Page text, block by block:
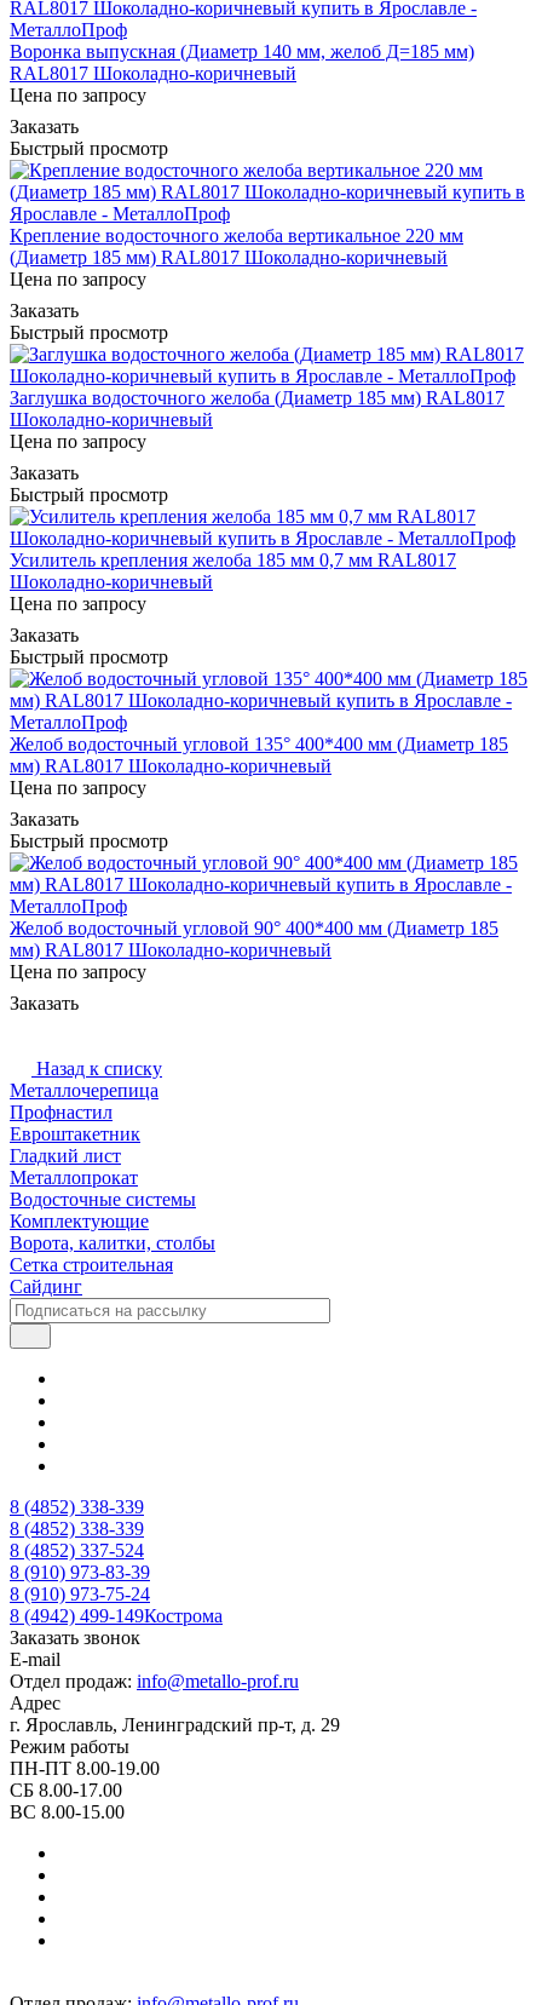
Воронка выпускная (Диаметр 140 мм, желоб Д=185 мм)
RAL8017 Шоколадно-коричневый
Цена по запросу
Заказать
Быстрый просмотр
Крепление водосточного желоба вертикальное 220 мм
(Диаметр 185 мм) RAL8017 Шоколадно-коричневый
Цена по запросу
Заказать
Быстрый просмотр
Заглушка водосточного желоба (Диаметр 185 мм) RAL8017
Шоколадно-коричневый
Цена по запросу
Заказать
Быстрый просмотр
Усилитель крепления желоба 185 мм 0,7 мм RAL8017
Шоколадно-коричневый
Цена по запросу
Заказать
Быстрый просмотр
Желоб водосточный угловой 135° 400*400 мм (Диаметр 185
мм) RAL8017 Шоколадно-коричневый
Цена по запросу
Заказать
Быстрый просмотр
Желоб водосточный угловой 90° 400*400 мм (Диаметр 185
мм) RAL8017 Шоколадно-коричневый
Цена по запросу
Заказать
Назад к списку
Металлочерепица
Профнастил
Евроштакетник
Гладкий лист
Металлопрокат
Водосточные системы
Комплектующие
Ворота, калитки, столбы
Сетка строительная
Сайдинг
8 (4852) 338-339
8 (4852) 338-339
8 (4852) 337-524
8 (910) 973-83-39
8 (910) 973-75-24
8 (4942) 499-149Кострома
Заказать звонок
E-mail
Отдел продаж: info@metallo-prof.ru
Адрес
г. Ярославль, Ленинградский пр-т, д. 29
Режим работы
ПН-ПТ 8.00-19.00
СБ 8.00-17.00
ВС 8.00-15.00